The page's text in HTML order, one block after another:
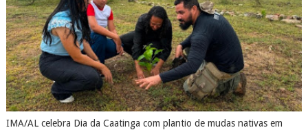
IMA/AL celebra Dia da Caatinga com plantio de mudas nativas em